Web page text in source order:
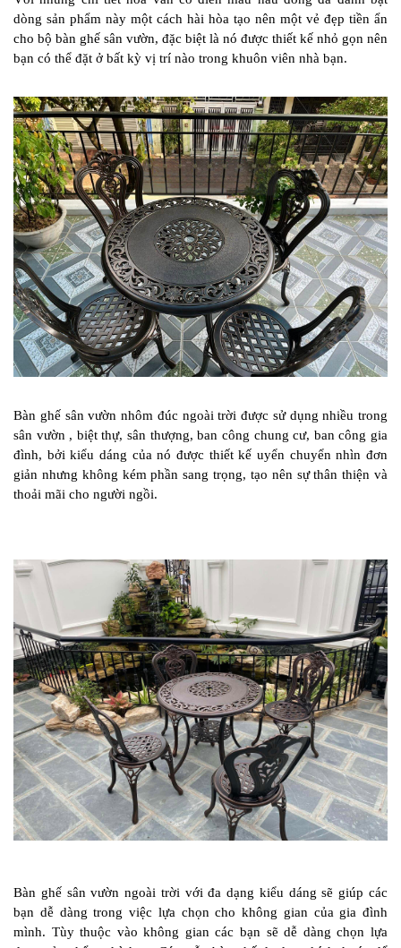
dòng sản phẩm này một cách hài hòa tạo nên một vẻ đẹp tiền ẩn
cho bộ bàn ghế sân vườn, đặc biệt là nó được thiết kế nhỏ gọn nên
bạn có thể đặt ở bất kỳ vị trí nào trong khuôn viên nhà bạn.
Bàn ghế sân vườn nhôm đúc ngoài trời được sử dụng nhiều trong
sân vườn , biệt thự, sân thượng, ban công chung cư, ban công gia
đình, bởi kiểu dáng của nó được thiết kế uyển chuyển nhìn đơn
giản nhưng không kém phần sang trọng, tạo nên sự thân thiện và
thoải mãi cho người ngồi.
Bàn ghế sân vườn ngoài trời với đa dạng kiểu dáng sẽ giúp các
bạn dễ dàng trong việc lựa chọn cho không gian của gia đình
mình. Tùy thuộc vào không gian các bạn sẽ dễ dàng chọn lựa